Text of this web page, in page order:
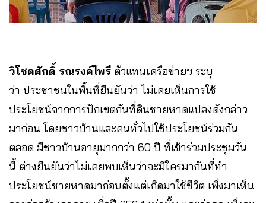
วิโชคศักดิ์ รณรงค์ไพรี ตัวแทนเครือข่ายฯ ระบุ
ว่า ประชาชนในพื้นที่ยืนยันว่า ไม่เคยเห็นการใช้
ประโยชน์จากการปักเขตกันที่ดินชายหาดแปลงดังกล่าว
มาก่อน โดยชาวบ้านและคนทั่วไปใช้ประโยชน์ร่วมกัน
ตลอด มีชาวบ้านอายุมากกว่า 60 ปี ที่เข้าร่วมประชุมวัน
นี้ ต่างยืนยันว่าไม่เคยพบเห็นว่าจะมีใครมากันที่ทำ
ประโยชน์ชายหาดมาก่อนตั้งแต่เกิดมาใช้ชีวิต เพิ่งมาเห็น